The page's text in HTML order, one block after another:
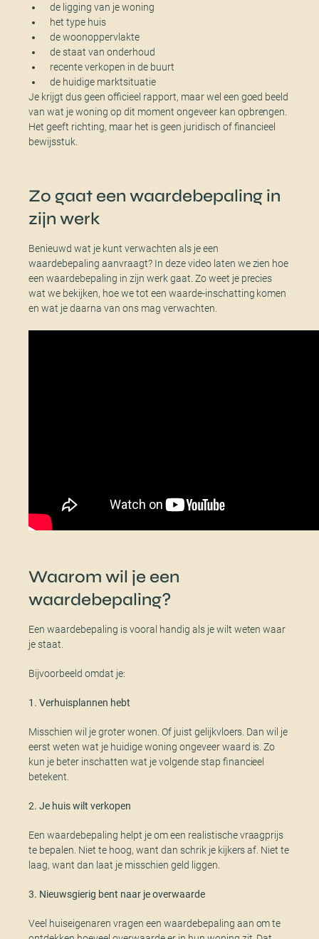
de ligging van je woning
het type huis
de woonoppervlakte
de staat van onderhoud
recente verkopen in de buurt
de huidige marktsituatie
Je krijgt dus geen officieel rapport, maar wel een goed beeld
van wat je woning op dit moment ongeveer kan opbrengen.
Het geeft richting, maar het is geen juridisch of financieel
bewijsstuk.
Zo gaat een waardebepaling in
zijn werk
Benieuwd wat je kunt verwachten als je een
waardebepaling aanvraagt? In deze video laten we zien hoe
een waardebepaling in zijn werk gaat. Zo weet je precies
wat we bekijken, hoe we tot een waarde-inschatting komen
en wat je daarna van ons mag verwachten.
Waarom wil je een
waardebepaling?
Een waardebepaling is vooral handig als je wilt weten waar
je staat.
Bijvoorbeeld omdat je:
1. Verhuisplannen hebt
Misschien wil je groter wonen. Of juist gelijkvloers. Dan wil je
eerst weten wat je huidige woning ongeveer waard is. Zo
kun je beter inschatten wat je volgende stap financieel
betekent.
2. Je huis wilt verkopen
Een waardebepaling helpt je om een realistische vraagprijs
te bepalen. Niet te hoog, want dan schrik je kijkers af. Niet te
laag, want dan laat je misschien geld liggen.
3. Nieuwsgierig bent naar je overwaarde
Veel huiseigenaren vragen een waardebepaling aan om te